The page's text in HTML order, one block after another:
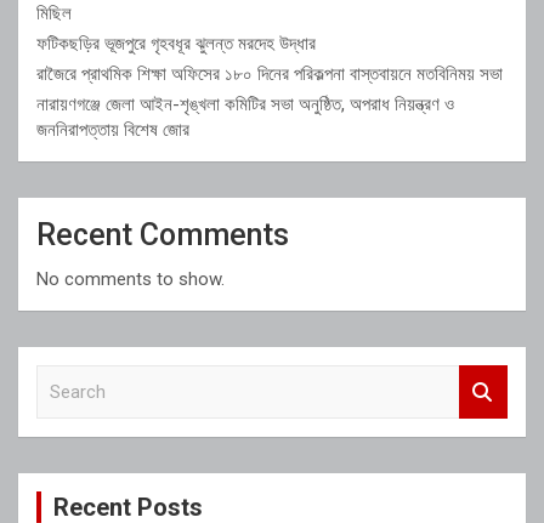
মিছিল
ফটিকছড়ির ভূজপুরে গৃহবধূর ঝুলন্ত মরদেহ উদ্ধার
রাজৈরে প্রাথমিক শিক্ষা অফিসের ১৮০ দিনের পরিকল্পনা বাস্তবায়নে মতবিনিময় সভা
নারায়ণগঞ্জে জেলা আইন-শৃঙ্খলা কমিটির সভা অনুষ্ঠিত, অপরাধ নিয়ন্ত্রণ ও
জননিরাপত্তায় বিশেষ জোর
Recent Comments
No comments to show.
c
Recent Posts